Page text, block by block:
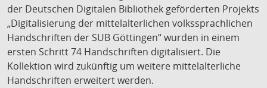
der Deutschen Digitalen Bibliothek geförderten Projekts
„Digitalisierung der mittelalterlichen volkssprachlichen
Handschriften der SUB Göttingen“ wurden in einem
ersten Schritt 74 Handschriften digitalisiert. Die
Kollektion wird zukünftig um weitere mittelalterliche
Handschriften erweitert werden.